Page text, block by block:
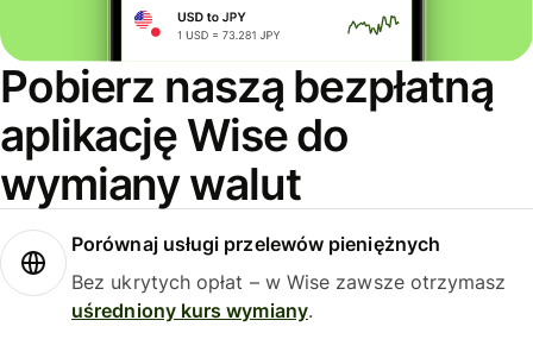
Pobierz naszą bezpłatną
aplikację Wise do
wymiany walut
Porównaj usługi przelewów pieniężnych
Bez ukrytych opłat – w Wise zawsze otrzymasz
uśredniony kurs wymiany.